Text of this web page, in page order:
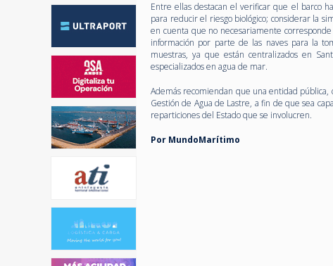
Entre ellas destacan el verificar que el barco
para reducir el riesgo biológico; considerar la
en cuenta que no necesariamente
información por parte de las naves para la
muestras, ya que están centralizados en
especializados en agua de mar.
Además recomiendan que una entidad pública,
Gestión de Agua de Lastre, a fin de que sea
reparticiones del Estado que se involucren.
Por MundoMarítimo